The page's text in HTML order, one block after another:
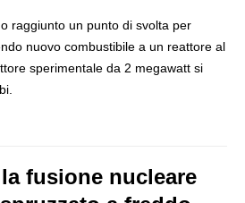
raggiunto un punto di svolta per
nuovo combustibile a un reattore al
sperimentale da 2 megawatt si
fusione nucleare